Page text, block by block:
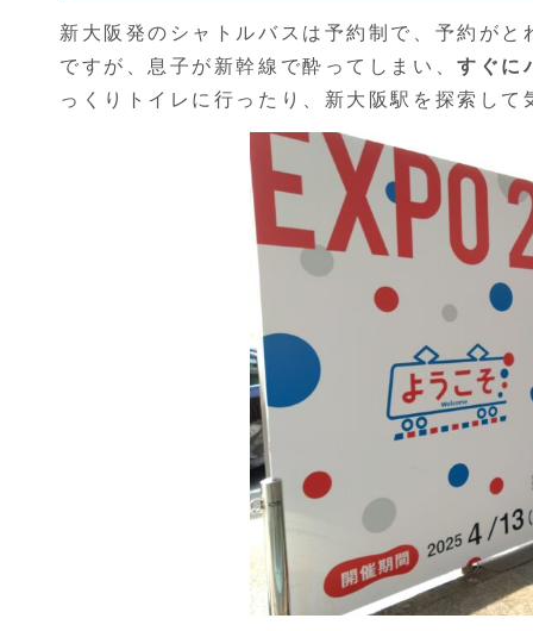
新大阪発のシャトルバスは予約制で、予約がと
ですが、息子が新幹線で酔ってしまい、すぐに
っくりトイレに行ったり、新大阪駅を探索して